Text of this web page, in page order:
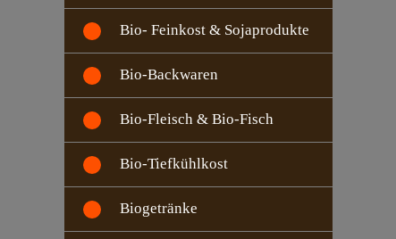
Bio- Feinkost & Sojaprodukte
Bio-Backwaren
Bio-Fleisch & Bio-Fisch
Bio-Tiefkühlkost
Biogetränke